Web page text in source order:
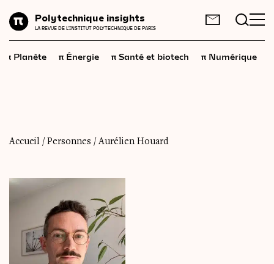
Polytechnique insights
LA REVUE DE L'INSTITUT POLYTECHNIQUE DE PARIS
Énergie
Santé
et biotech
Économie
Science
technologies
Société
Géopolitique
FR EN
π Planète π Énergie π Santé et biotech π Numérique
Accueil / Personnes /Aurélien Houard